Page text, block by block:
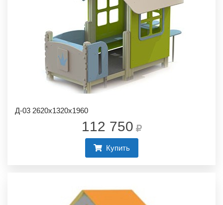
Д-03 2620х1320х1960
112 750
Купить